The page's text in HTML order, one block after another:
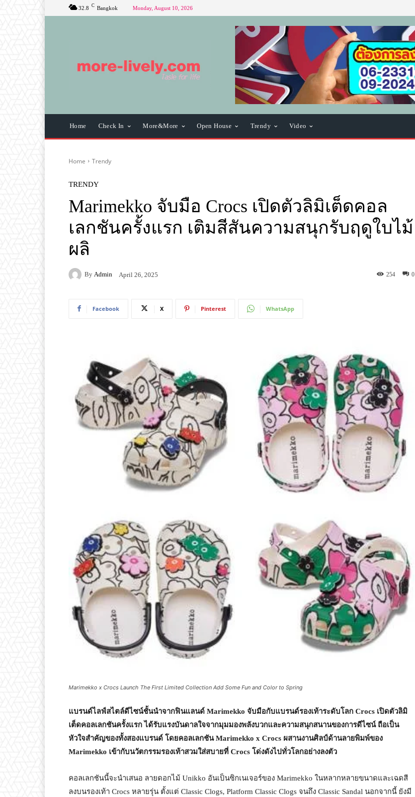
32.8 C Bangkok Monday, August 10, 2026
Home Check In More&More Open House Trendy Video
Home Trendy
TRENDY
Marimekko จับมือ Crocs เปิดตัวลิมิเต็ดคอล
เลกชันครั้งแรก เติมสีสันความสนุกรับฤดูใบไม้
ผลิ
By Admin April 26, 2025 0
254
Facebook X Pinterest WhatsApp
Marimekko x Crocs Launch The First Limited Collection Add Some Fun and Color to Spring
แบรนด์ไลฟ์สไตล์ดีไซน์ชั้นนำจากฟินแลนด์ Marimekko จับมือกับแบรนด์รองเท้าระดับโลก Crocs เปิดตัวลิมิ
เต็ดคอลเลกชันครั้งแรก ได้รับแรงบันดาลใจจากมุมมองพลังบวกและความสนุกสนานของการดีไซน์ ถือเป็น
หัวใจสำคัญของทั้งสองแบรนด์ โดยคอลเลกชันMarimekko x Crocs ผสานงานศิลป์ด้านลายพิมพ์ของ
Marimekko เข้ากับนวัตกรรมรองเท้าสวมใส่สบายที่ Crocs โด่งดังไปทั่วโลกอย่างลงตัว
คอลเลกชันนี้จะนำเสนอ ลายดอกไม้ Unikko อันเป็นซิกเนเจอร์ของ Marimekko ในหลากหลายขนาดและเฉดสี
ลงบนรองเท้า Crocs หลายรุ่น ตั้งแต่ Classic Clogs, Platform Classic Clogs จนถึง Classic Sandal นอกจากนี้ ยังมี